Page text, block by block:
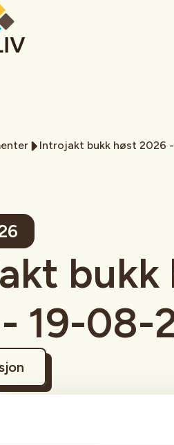
Introjakt bukk høst 2026
bukk
19-08-